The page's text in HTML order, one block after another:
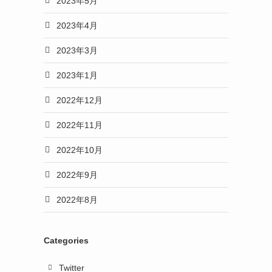
2023年4月
2023年3月
2023年1月
2022年12月
2022年11月
2022年10月
2022年9月
2022年8月
Categories
Twitter